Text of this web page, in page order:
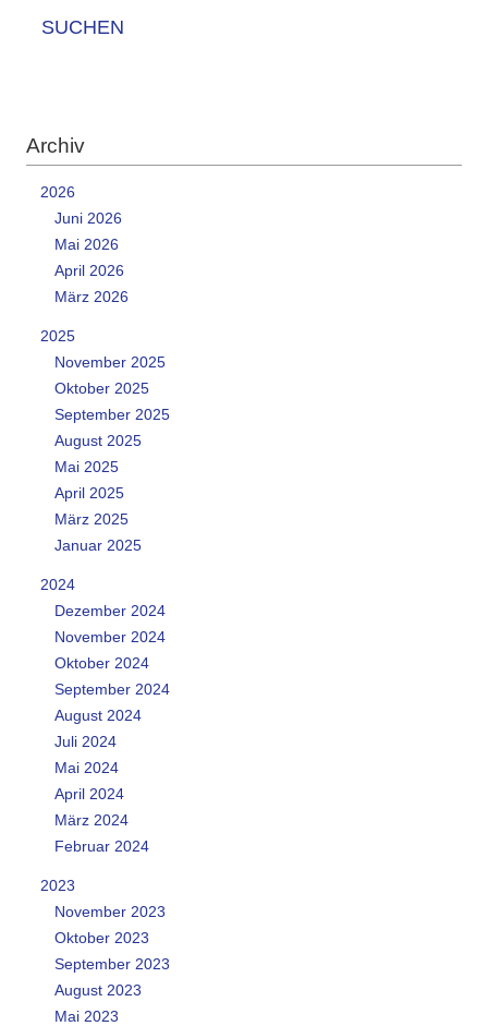
SUCHEN
Archiv
2026
Juni 2026
Mai 2026
April 2026
März 2026
2025
November 2025
Oktober 2025
September 2025
August 2025
Mai 2025
April 2025
März 2025
Januar 2025
2024
Dezember 2024
November 2024
Oktober 2024
September 2024
August 2024
Juli 2024
Mai 2024
April 2024
März 2024
Februar 2024
2023
November 2023
Oktober 2023
September 2023
August 2023
Mai 2023